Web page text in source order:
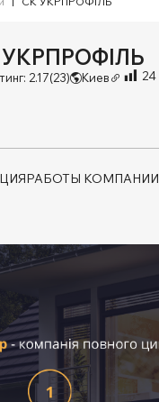
2.17(23) Киев 24
РАБОТЫ КОМПАНИИ